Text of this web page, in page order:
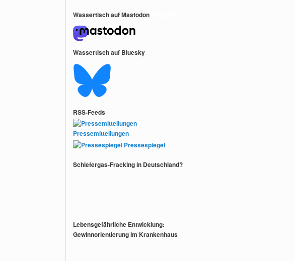
Wassertisch auf Mastodon
Wassertisch auf Bluesky
RSS-Feeds
Pressemitteilungen
Pressespiegel
Schiefergas-Fracking in Deutschland?
Lebensgefährliche Entwicklung:
Gewinnorientierung im Krankenhaus